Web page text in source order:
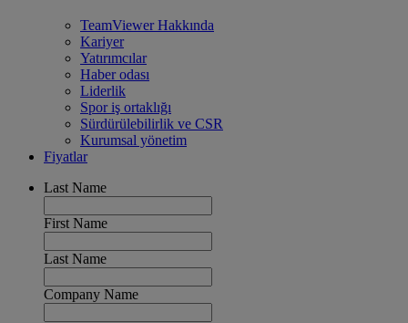
TeamViewer Hakkında
Kariyer
Yatırımcılar
Haber odası
Liderlik
Spor iş ortaklığı
Sürdürülebilirlik ve CSR
Kurumsal yönetim
Fiyatlar
Last Name
First Name
Last Name
Company Name